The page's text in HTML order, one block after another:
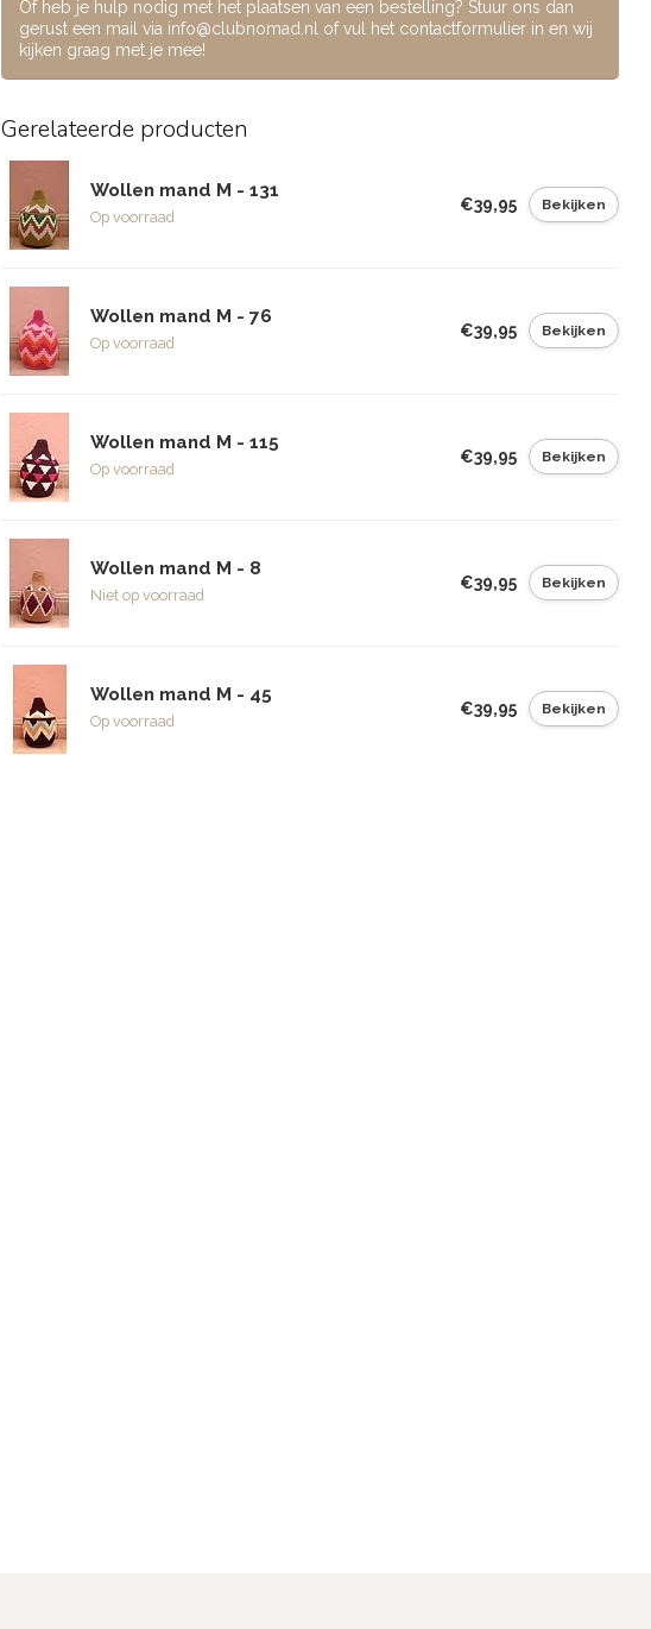
Of heb je hulp nodig met het plaatsen van een bestelling? Stuur ons dan
gerust een mail via info@clubnomad.nl
of vul het contactformulier in en wij
kijken graag met je mee!
Gerelateerde producten
Wollen mand M - 131
Op voorraad
€39,95 Bekijken
Wollen mand M - 76
Op voorraad
€39,95 Bekijken
Wollen mand M - 115
Op voorraad
€39,95 Bekijken
Wollen mand M - 8
Niet op voorraad
€39,95 Bekijken
Wollen mand M - 45
Op voorraad
€39,95 Bekijken